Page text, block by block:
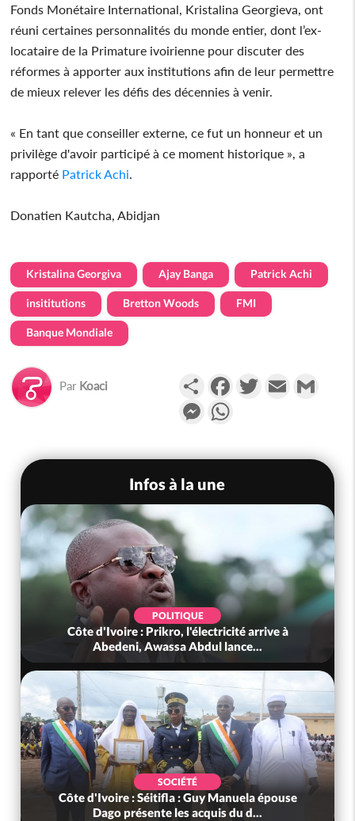
Fonds Monétaire International, Kristalina Georgieva, ont
réuni certaines personnalités du monde entier, dont l’ex-
locataire de la Primature ivoirienne pour discuter des
réformes à apporter aux institutions afin de leur permettre
de mieux relever les défis des décennies à venir.
« En tant que conseiller externe, ce fut un honneur et un
privilège d'avoir participé à ce moment historique », a
rapporté Patrick Achi
Donatien Kautcha, Abidjan
Kristalina Georgiva Ajay Banga Patrick Achi
insititutions Bretton Woods FMI
Banque Mondiale
Par Koaci PartagerFacebookTwitterEmail
Messenger
Infos à la une
POLITIQUE
Côte d'Ivoire : Prikro, l'électricité arrive à
Abedeni, Awassa Abdul lance...
SOCIÉTÉ
Côte d'Ivoire : Séitifla : Guy Manuela épouse
Dago présente les acquis du d...